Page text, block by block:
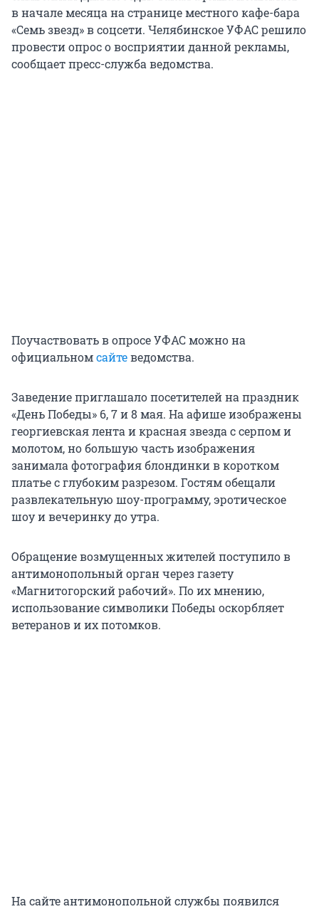
в начале месяца на странице местного кафе-бара
«Семь звезд» в соцсети. Челябинское УФАС решило
провести опрос о восприятии данной рекламы,
сообщает пресс-служба ведомства.
Поучаствовать в опросе УФАС можно на
официальномсайтеведомства.
Заведение приглашало посетителей на праздник
«День Победы» 6, 7 и 8 мая. На афише изображены
георгиевская лента и красная звезда с серпом и
молотом, но большую часть изображения
занимала фотография блондинки в коротком
платье с глубоким разрезом. Гостям обещали
развлекательную шоу-программу, эротическое
шоу и вечеринку до утра.
Обращение возмущенных жителей поступило в
антимонопольный орган через газету
«Магнитогорский рабочий». По их мнению,
использование символики Победы оскорбляет
ветеранов и их потомков.
На сайте антимонопольной службы появился